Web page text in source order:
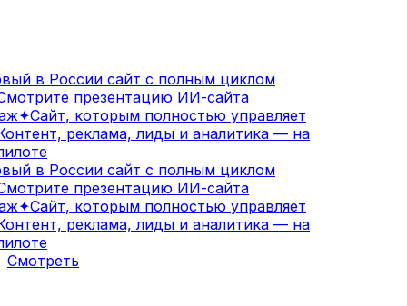
в России сайт с полным циклом
презентацию ИИ-сайта
✦Сайт, которым полностью управляет
реклама, лиды и аналитика — на
в России сайт с полным циклом
презентацию ИИ-сайта
✦Сайт, которым полностью управляет
реклама, лиды и аналитика — на
Смотреть